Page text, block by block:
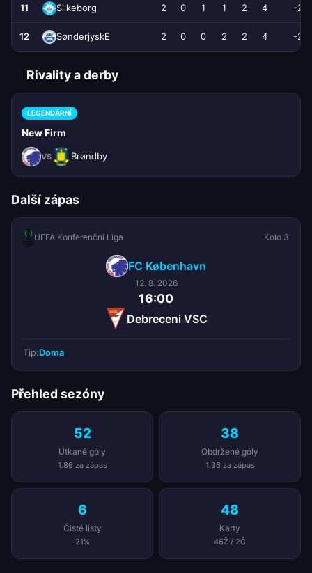
11 Silkeborg 2 0 1 1 2 4 -2
12 SønderjyskE 2 0 0 2 2 4 -2
Rivality a derby
LEGENDÁRNÍ
New Firm
VS Brøndby
Další zápas
UEFA Konferenční Liga Kolo 3
FC København
12. 8. 2026
16:00
Debreceni VSC
Tip:Doma
Přehled sezóny
52
Utkané góly
1.86 za zápas
38
Obdržené góly
1.36 za zápas
6
Čisté listy
21%
48
Karty
46Ž / 2Č